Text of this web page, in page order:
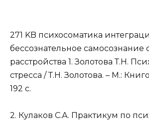
271 KB психосоматика
бессознательное
расстройства 1. Золотова Т.Н.
стресса / Т.Н. Золотова. – М.:
192 с.
2. Кулаков С.А. Практикум по